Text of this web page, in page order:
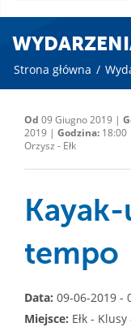
Strona główna /
Od 09 Giugno 2019 |
2019 | Godzina: 18:00
Orzysz - Ełk
tempo
Data: 09-06-2019 -
Miejsce: Ełk -